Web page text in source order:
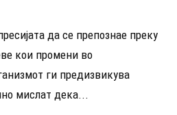
да се препознае преку
кои промени во
ги предизвикува
мислат дека...